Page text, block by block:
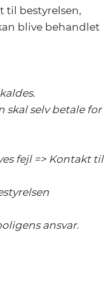
til bestyrelsen,
blive behandlet
selv betale for
fejl => Kontakt til
ansvar.